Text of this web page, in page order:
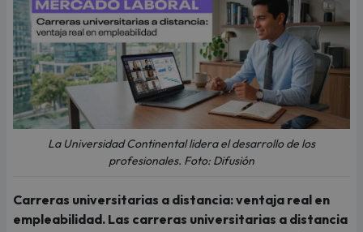
La Universidad Continental lidera el desarrollo de los
profesionales. Foto: Difusión
Carreras universitarias a distancia: ventaja real en
empleabilidad. Las carreras universitarias a distancia